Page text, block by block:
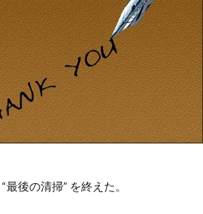
“最後の清掃” を終えた。